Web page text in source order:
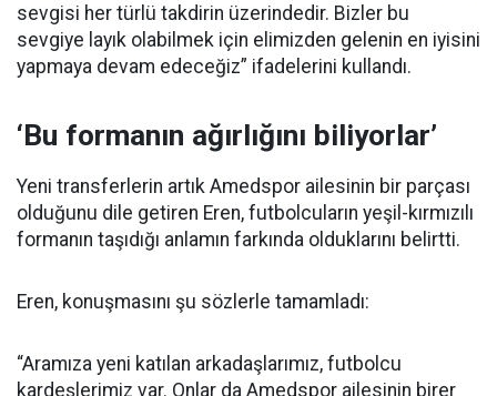
sevgisi her türlü takdirin üzerindedir. Bizler bu
sevgiye layık olabilmek için elimizden gelenin en iyisini
yapmaya devam edeceğiz” ifadelerini kullandı.
‘Bu formanın ağırlığını biliyorlar’
Yeni transferlerin artık Amedspor ailesinin bir parçası
olduğunu dile getiren Eren, futbolcuların yeşil-kırmızılı
formanın taşıdığı anlamın farkında olduklarını belirtti.
Eren, konuşmasını şu sözlerle tamamladı:
“Aramıza yeni katılan arkadaşlarımız, futbolcu
kardeşlerimiz var. Onlar da Amedspor ailesinin birer